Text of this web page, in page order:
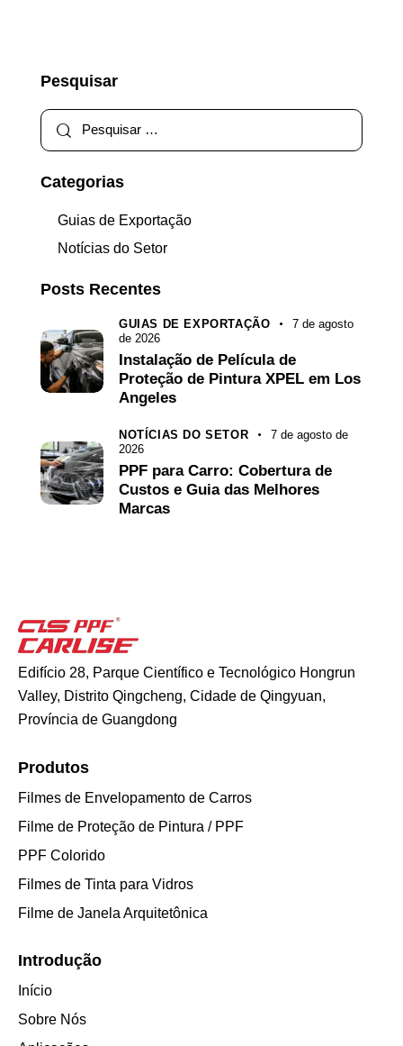
Pesquisar
Categorias
Guias de Exportação
Notícias do Setor
Posts Recentes
GUIAS DE EXPORTAÇÃO
7 de agosto
de 2026
Instalação de Película de
Proteção de Pintura XPEL em Los
Angeles
NOTÍCIAS DO SETOR
7 de agosto de
2026
PPF para Carro: Cobertura de
Custos e Guia das Melhores
Marcas
Edifício 28, Parque Científico e Tecnológico Hongrun
Valley, Distrito Qingcheng, Cidade de Qingyuan,
Província de Guangdong
Produtos
Filmes de Envelopamento de Carros
Filme de Proteção de Pintura / PPF
PPF Colorido
Filmes de Tinta para Vidros
Filme de Janela Arquitetônica
Introdução
Início
Sobre Nós